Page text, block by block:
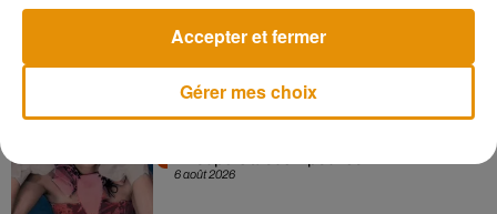
collaboration tant attendue
6 août 2026
Gérer mes choix
Accepter et fermer